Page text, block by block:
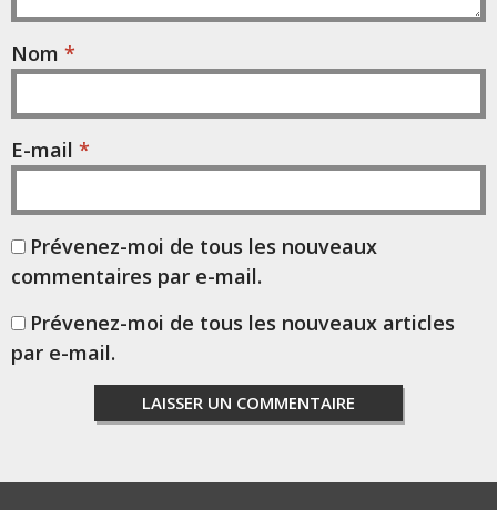
Nom *
E-mail *
Prévenez-moi de tous les nouveaux
commentaires par e-mail.
Prévenez-moi de tous les nouveaux articles
par e-mail.